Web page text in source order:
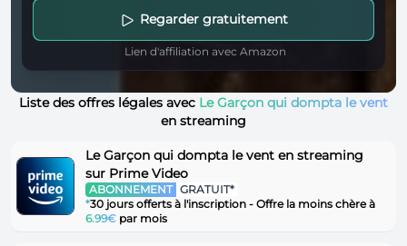
Regarder gratuitement
Lien d'affiliation avec Amazon
Liste des offres légales avec Le Garçon qui dompta le vent
en streaming
Le Garçon qui dompta le vent en streaming
sur Prime Video
ABONNEMENT GRATUIT*
*30 jours offerts à l'inscription - Offre la moins chère à
6.99€ par mois